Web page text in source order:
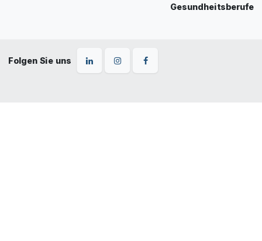
Gesundheitsberufe
Folgen Sie uns